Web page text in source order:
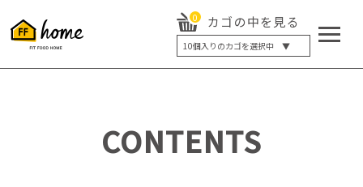
0 カゴの中を見る
10個入りのカゴを選択中 ▼
5個入り
20個入り
最大12%OFF
CONTENTS